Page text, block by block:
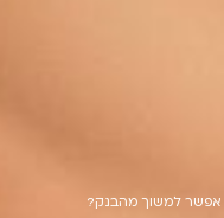
אפשר למשוך מהבנק?